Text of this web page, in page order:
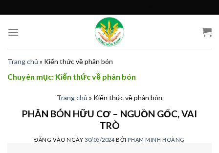
to
content
Trang chủ » Kiến thức về phân bón
Chuyên mục: Kiến thức về phân bón
Trang chủ » Kiến thức về phân bón
PHÂN BÓN HỮU CƠ – NGUỒN GỐC, VAI
TRÒ
ĐĂNG VÀO NGÀY 30/05/2024 BỞI PHẠM MINH HOÀNG